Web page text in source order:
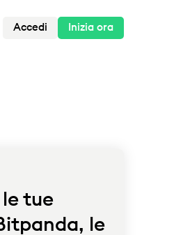
Accedi Inizia ora
tue
le